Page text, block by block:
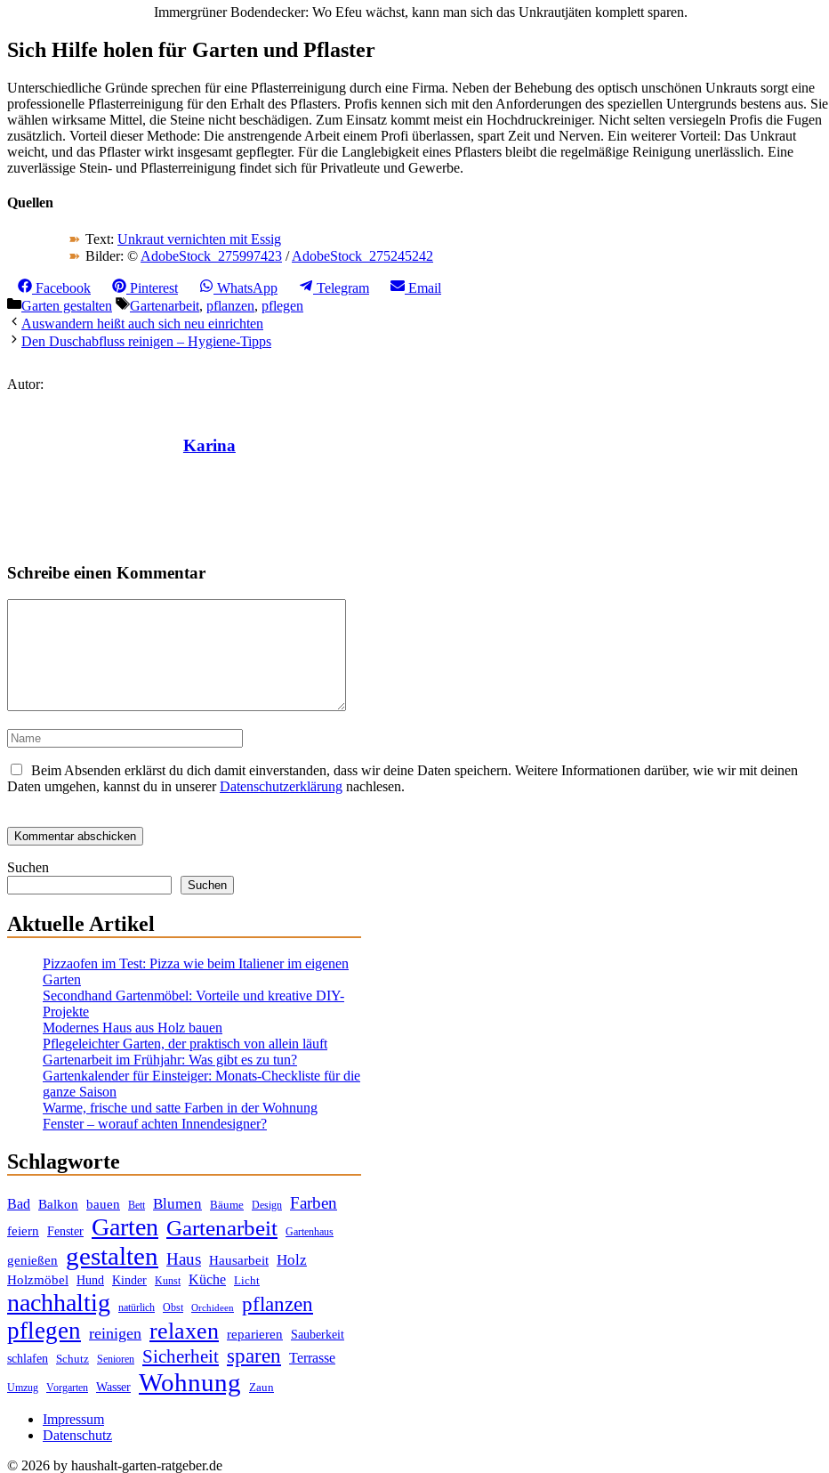
Immergrüner Bodendecker: Wo Efeu wächst, kann man sich das Unkrautjäten komplett sparen.
Sich Hilfe holen für Garten und Pflaster
Unterschiedliche Gründe sprechen für eine Pflasterreinigung durch eine Firma. Neben der Behebung des optisch unschönen Unkrauts sorgt eine
professionelle Pflasterreinigung für den Erhalt des Pflasters. Profis kennen sich mit den Anforderungen des speziellen Untergrunds bestens aus. Sie
wählen wirksame Mittel, die Steine nicht beschädigen. Zum Einsatz kommt meist ein Hochdruckreiniger. Nicht selten versiegeln Profis die Fugen
zusätzlich. Vorteil dieser Methode: Die anstrengende Arbeit einem Profi überlassen, spart Zeit und Nerven. Ein weiterer Vorteil: Das Unkraut
weicht, und das Pflaster wirkt insgesamt gepflegter. Für die Langlebigkeit eines Pflasters bleibt die regelmäßige Reinigung unerlässlich. Eine
zuverlässige Stein- und Pflasterreinigung findet sich für Privatleute und Gewerbe.
Quellen
Text: Unkraut vernichten mit Essig
Bilder: © AdobeStock_275997423 /AdobeStock_275245242
Share
on
Facebook
Share
on
Pinterest
Share
on
WhatsApp
Share
Telegram
Share
Email
Kategorien
Garten gestalten Schlagwörter
Gartenarbeit, pflanzen, pflegen
Auswandern heißt auch sich neu einrichten
Den Duschabfluss reinigen – Hygiene-Tipps
Autor:
Karina
Schreibe einen Kommentar
Name
Beim Absenden erklärst du dich damit einverstanden, dass wir deine Daten speichern. Weitere Informationen darüber, wie wir mit deinen
Daten umgehen, kannst du in unsererDatenschutzerklärung nachlesen.
Suchen
Suchen
Aktuelle Artikel
Pizzaofen im Test: Pizza wie beim Italiener im eigenen
Garten
Secondhand Gartenmöbel: Vorteile und kreative DIY-
Projekte
Modernes Haus aus Holz bauen
Pflegeleichter Garten, der praktisch von allein läuft
Gartenarbeit im Frühjahr: Was gibt es zu tun?
Gartenkalender für Einsteiger: Monats-Checkliste für die
ganze Saison
Warme, frische und satte Farben in der Wohnung
Fenster – worauf achten Innendesigner?
Schlagworte
Bad Balkon bauen Bett Blumen Bäume Design Farben
feiern Fenster Garten Gartenarbeit Gartenhaus
genießen gestalten Haus Hausarbeit Holz
Holzmöbel Hund Kinder Kunst Küche Licht
nachhaltig natürlich Obst Orchideen pflanzen
pflegen reinigen relaxen reparieren
Sauberkeit
schlafen
Schutz Senioren Sicherheit sparen Terrasse
Umzug Vorgarten Wasser Wohnung Zaun
Impressum
Datenschutz
© 2026 by haushalt-garten-ratgeber.de